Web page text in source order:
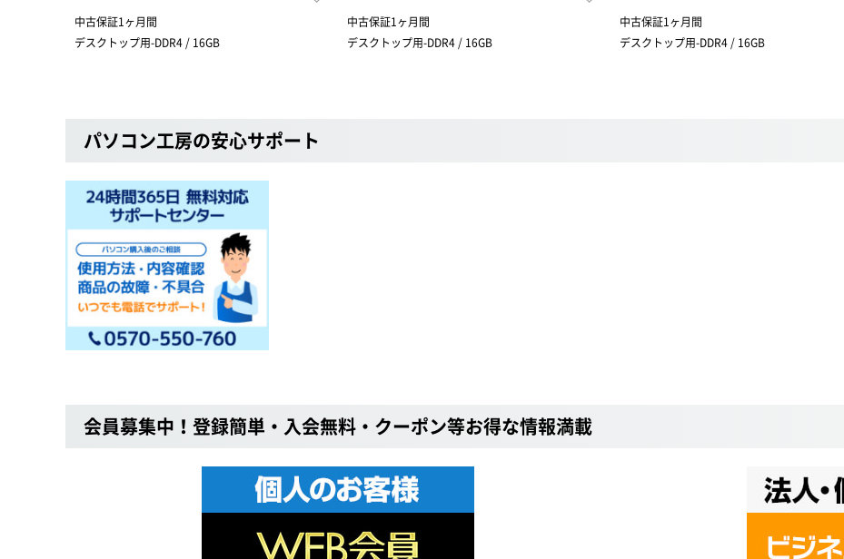
中古保証1ヶ月間
デスクトップ用-DDR4 / 16GB
中古保証1ヶ月間
デスクトップ用-DDR4 / 16GB
中古保証1ヶ月間
デスクトップ用-DDR4 / 16GB
パソコン工房の安心サポート
会員募集中！登録簡単・入会無料・クーポン等お得な情報満載